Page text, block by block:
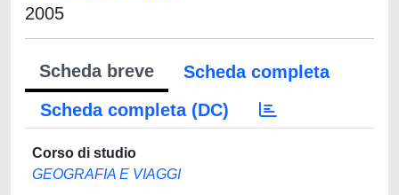
2005
Scheda breve
Scheda completa
Scheda completa (DC)
Corso di studio
GEOGRAFIA E VIAGGI